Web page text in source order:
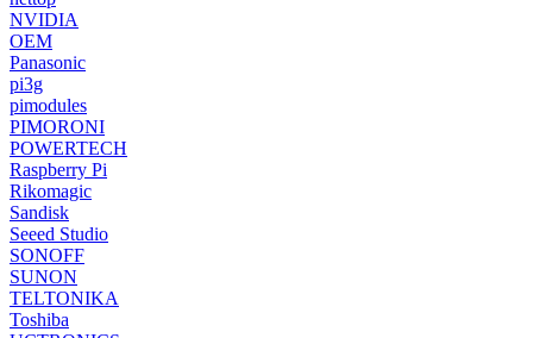
NVIDIA
OEM
Panasonic
pi3g
pimodules
PIMORONI
POWERTECH
Raspberry Pi
Rikomagic
Sandisk
Seeed Studio
SONOFF
SUNON
TELTONIKA
Toshiba